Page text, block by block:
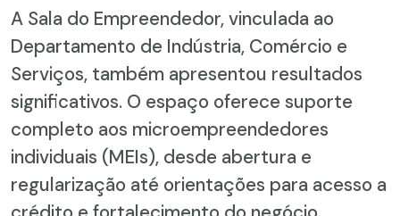
A Sala do Empreendedor, vinculada ao
Departamento de Indústria, Comércio e
Serviços, também apresentou resultados
significativos. O espaço oferece suporte
completo aos microempreendedores
individuais (MEIs), desde abertura e
regularização até orientações para acesso a